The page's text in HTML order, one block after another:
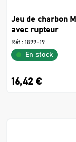
Jeu de charbon
avec rupteur
Réf : 1899-19
En stock
16,42 €